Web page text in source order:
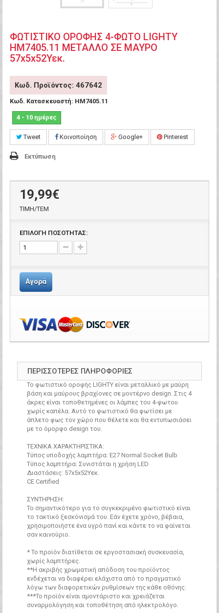
ΦΩΤΙΣΤΙΚΟ ΟΡΟΦΗΣ 4-ΦΩΤΟ LIGHTY
HM7405.11 ΜΕΤΑΛΛΟ ΣΕ ΜΑΥΡΟ
57x5x52Υεκ.
Κωδ. Προϊόντος: 467642
Κωδ. Κατασκευαστή: HM7405.11
4 - 10 ημέρες
Tweet Κοινοποίηση Google+ Pinterest
Εκτύπωση
19,99€
ΤΙΜH/ΤΕΜ
ΕΠΙΛΟΓΗ ΠΟΣΟΤΗΤΑΣ:
Αγορά
ΠΕΡΙΣΣΌΤΕΡΕΣ ΠΛΗΡΟΦΟΡΊΕΣ
Το φωτιστικό οροφής LIGHTY είναι μεταλλικό με μαύρη
βάση και μαύρους βραχίονες σε μοντέρνο design. Στις 4
άκρες είναι τοποθετημένες οι λάμπες του 4-φωτου
χωρίς καπέλα. Αυτό το φωτιστικό θα φωτίσει με
άπλετο φως τον χώρο που θέλετε και θα εντυπωσιάσει
με το όμορφο design του.
ΤΕΧΝΙΚΑ ΧΑΡΑΚΤΗΡΙΣΤΙΚΑ:
Τύπος υποδοχής λαμπτήρα: Ε27 Normal Socket Bulb
Τύπος λαμπτήρα: Συνιστάται η χρήση LED
Διαστάσεις: 57x5x52Υεκ.
CE Certified
ΣΥΝΤΗΡΗΣΗ:
Το σημαντικότερο για το συγκεκριμένο φωτιστικό είναι
το τακτικό ξεσκόνισμά του. Εάν έχετε χρόνο, βέβαια,
χρησιμοποιήστε ένα υγρό πανί και κάντε το να φαίνεται
σαν καινούριο.
* Το προϊόν διατίθεται σε εργοστασιακή συσκευασία,
χωρίς λαμπτήρες.
**Η ακριβής χρωματική απόδοση του προϊόντος
ενδέχεται να διαφέρει ελάχιστα από το πραγματικό
λόγω των διαφορετικών ρυθμίσεων της κάθε οθόνης.
***Το προϊόν είναι αμοντάριστο και χρειάζεται
συναρμολόγηση και τοποθέτηση από ηλεκτρολόγο.